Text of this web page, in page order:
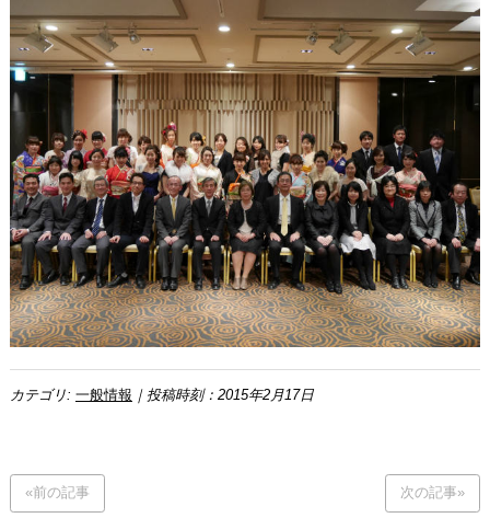
カテゴリ: 一般情報 ｜投稿時刻：2015年2月17日
«前の記事 次の記事»